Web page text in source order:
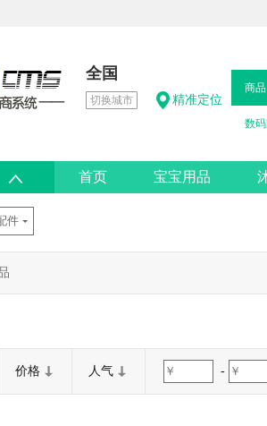
全国
切换城市 精准定位
商品
数
首页 宝宝用品
件
价格 人气 -